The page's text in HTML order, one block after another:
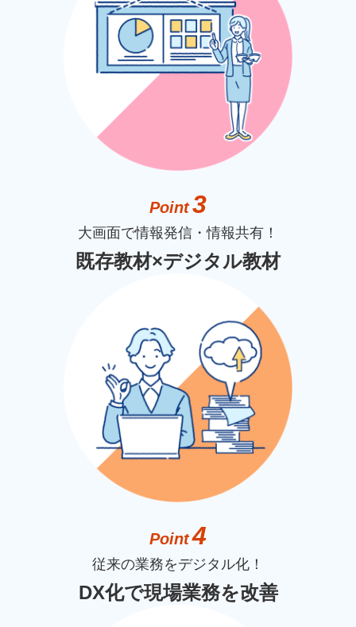
Point3
大画面で情報発信・情報共有！
既存教材×デジタル教材
Point4
従来の業務をデジタル化！
DX化で現場業務を改善